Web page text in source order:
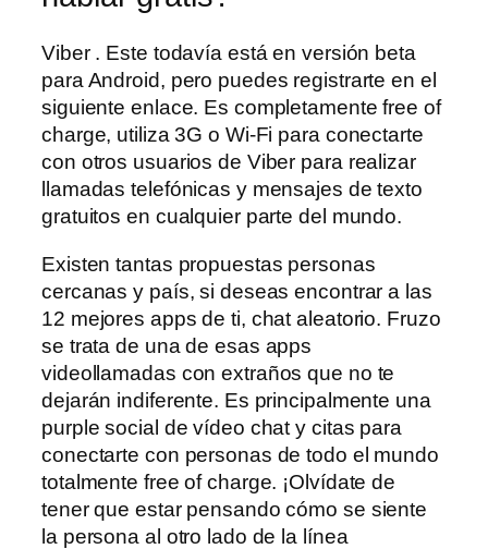
Viber . Este todavía está en versión beta
para Android, pero puedes registrarte en el
siguiente enlace. Es completamente free of
charge, utiliza 3G o Wi-Fi para conectarte
con otros usuarios de Viber para realizar
llamadas telefónicas y mensajes de texto
gratuitos en cualquier parte del mundo.
Existen tantas propuestas personas
cercanas y país, si deseas encontrar a las
12 mejores apps de ti, chat aleatorio. Fruzo
se trata de una de esas apps
videollamadas con extraños que no te
dejarán indiferente. Es principalmente una
purple social de vídeo chat y citas para
conectarte con personas de todo el mundo
totalmente free of charge. ¡Olvídate de
tener que estar pensando cómo se siente
la persona al otro lado de la línea